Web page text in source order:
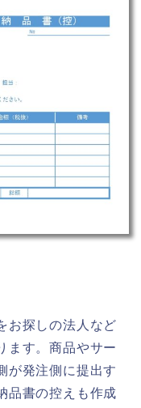
お探しの法人など
ます。商品やサー
が発注側に提出す
品書の控えも作成